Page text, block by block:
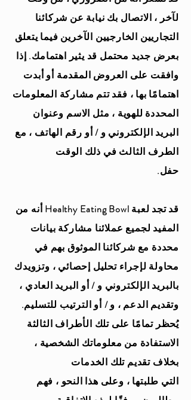
لآخر ، الاتصال بك نيابة عن شركائنا
التجاريين الخارجيين الآخرين فيما يتعلق
بعرض جديد محتمل قد يثير اهتمامك. إذا
وافقت على العروض المقدمة أو أبدت
اهتمامًا بها ، فقد تتم مشاركة المعلومات
المحددة للهوية ، مثل الاسم وعنوان
البريد الإلكتروني و / أو رقم الهاتف ، مع
الطرف الثالث في ذلك الوقت
حفل.
قد تجد لعبة Healthy Eating Bowl أنه من
المفيد لجميع عملائنا مشاركة بيانات
محددة مع شركائنا الموثوق بهم في
محاولة لإجراء تحليل إحصائي ، وتزويدك
بالبريد الإلكتروني و / أو البريد العادي ،
وتقديم الدعم ، و / أو الترتيب للتسليم.
يُحظر تمامًا على تلك الأطراف الثالثة
الاستفادة من معلوماتك الشخصية ،
بخلاف تقديم تلك الخدمات
التي طلبتها ، وعلى هذا النحو ، فهم